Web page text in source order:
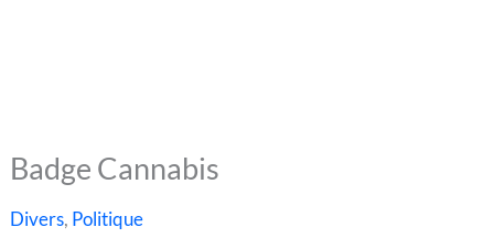
Badge Cannabis
Divers, Politique
Plage
quantité